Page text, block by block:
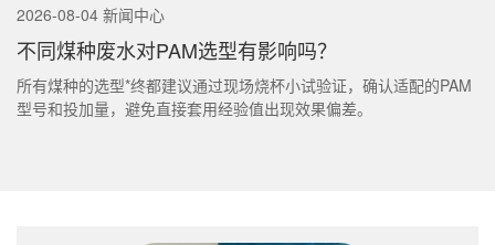
2026-08-04 新闻中心
不同煤种废水对PAM选型有影响吗？
所有煤种的选型*终都建议通过现场烧杯小试验证，确认适配的PAM
型号和投加量，避免直接套用经验值出现效果偏差。